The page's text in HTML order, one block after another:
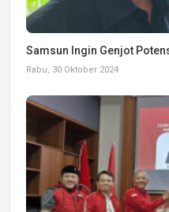
Samsun Ingin Genjot
Rabu, 30 Oktober 2024